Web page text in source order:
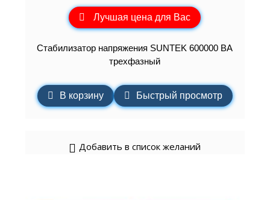
Лучшая цена для Вас
Стабилизатор напряжения SUNTEK 600000 ВА
трехфазный
В корзину Быстрый просмотр
Добавить в список желаний